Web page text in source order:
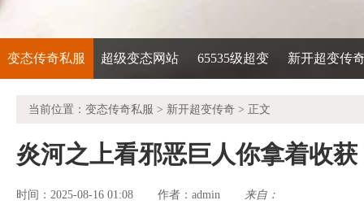
变态传奇私服 超级变态网站 65535级超变 新开超变传
当前位置： 变态传奇私服 > 新开超变传奇 > 正文
炎河之上看邪恶巨人你拿着收获
时间：2025-08-16 01:08 作者： admin 来自：